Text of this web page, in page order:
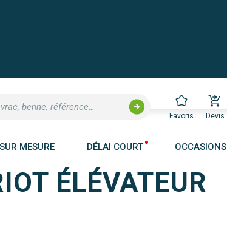
Favoris Devis
SUR MESURE DÉLAI COURT OCCASIONS
ÉLÉVATEUR